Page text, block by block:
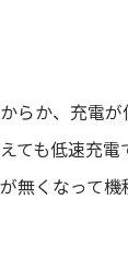
らか、充電
ても低速充
無くなって